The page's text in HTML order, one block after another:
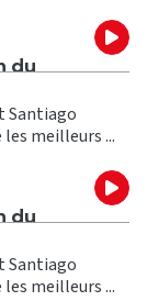
du
Santiago
meilleurs ...
du
Santiago
meilleurs ...